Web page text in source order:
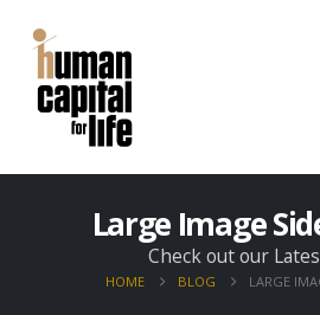
Large Image
Check out our
HOME BLOG LARGE